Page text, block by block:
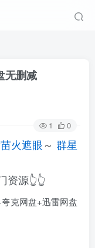
无删减
1 0
火遮眼～ 群星
资源👆👆
克网盘+迅雷网盘